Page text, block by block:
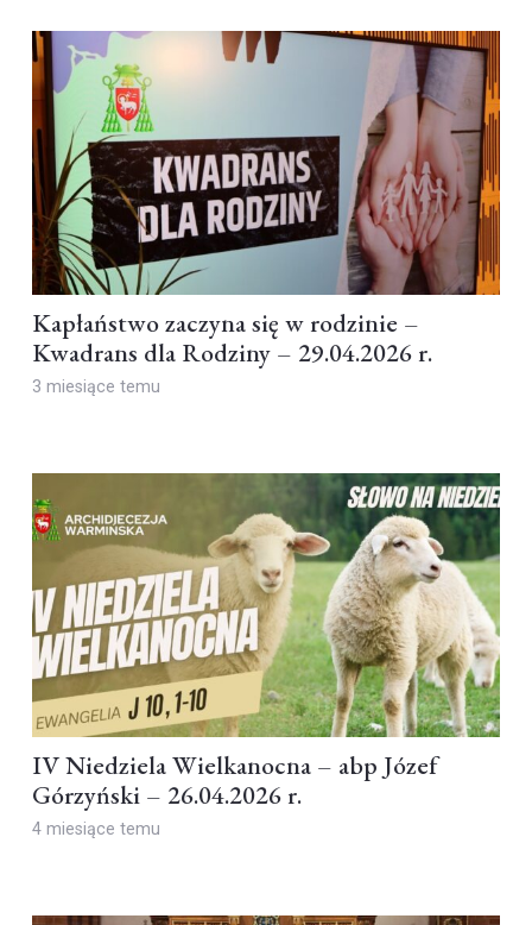
Kapłaństwo zaczyna się w rodzinie –
Kwadrans dla Rodziny – 29.04.2026 r.
3 miesiące temu
IV Niedziela Wielkanocna – abp Józef
Górzyński – 26.04.2026 r.
4 miesiące temu